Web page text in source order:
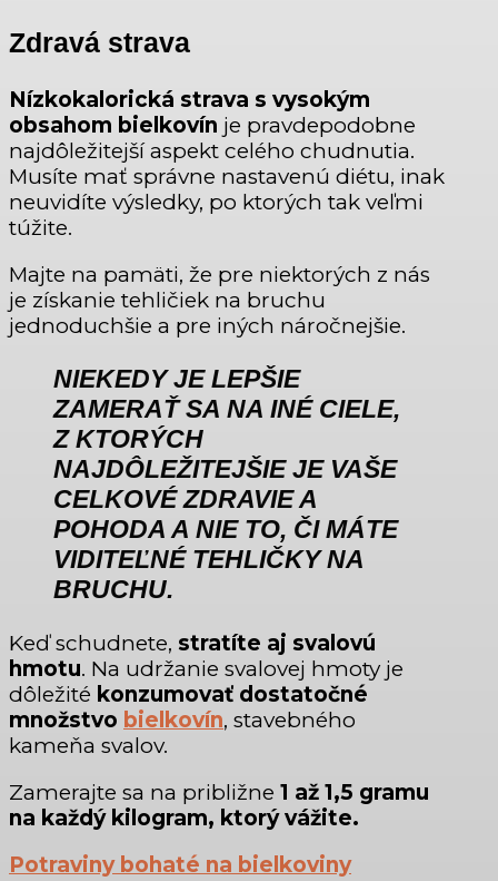
Zdravá strava
Nízkokalorická strava s vysokým
obsahom bielkovín je pravdepodobne
najdôležitejší aspekt celého chudnutia.
Musíte mať správne nastavenú diétu, inak
neuvidíte výsledky, po ktorých tak veľmi
túžite.
Majte na pamäti, že pre niektorých z nás
je získanie tehličiek na bruchu
jednoduchšie a pre iných náročnejšie.
NIEKEDY JE LEPŠIE
ZAMERAŤ SA NA INÉ CIELE,
Z KTORÝCH
NAJDÔLEŽITEJŠIE JE VAŠE
CELKOVÉ ZDRAVIE A
POHODA A NIE TO, ČI MÁTE
VIDITEĽNÉ TEHLIČKY NA
BRUCHU.
Keď schudnete, stratíte aj svalovú
hmotu. Na udržanie svalovej hmoty je
dôležité konzumovať dostatočné
množstvo bielkovín, stavebného
kameňa svalov.
Zamerajte sa na približne 1 až 1,5 gramu
na každý kilogram, ktorý vážite.
Potraviny bohaté na bielkoviny